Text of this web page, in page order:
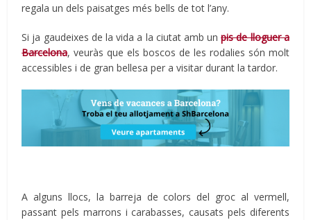
regala un dels paisatges més bells de tot l’any.
Si ja gaudeixes de la vida a la ciutat amb unpis de lloguer a
Barcelona, veuràs que els boscos de les rodalies són molt
accessibles i de gran bellesa per a visitar durant la tardor.
A alguns llocs, la barreja de colors del groc al vermell,
passant pels marrons i carabasses, causats pels diferents